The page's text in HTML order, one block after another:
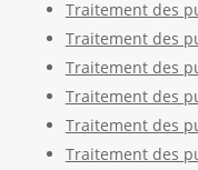
Traitement des
Traitement des
Traitement des
Traitement des
Traitement des
Traitement des